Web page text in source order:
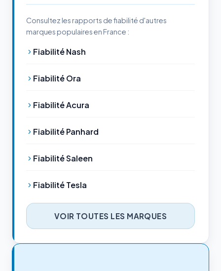
Consultez les rapports de fiabilité d'autres
marques populaires en France :
Fiabilité Nash
Fiabilité Ora
Fiabilité Acura
Fiabilité Panhard
Fiabilité Saleen
Fiabilité Tesla
VOIR TOUTES LES MARQUES